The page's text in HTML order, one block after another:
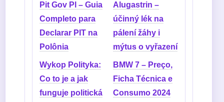
Pit Gov Pl – Guia
Completo para
Declarar PIT na
Polônia
Alugastrin –
účinný lék na
pálení žáhy i
mýtus o vyřazení
Wykop Polityka:
Co to je a jak
funguje politická
BMW 7 – Preço,
Ficha Técnica e
Consumo 2024